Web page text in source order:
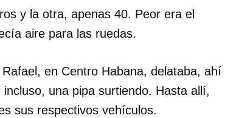
y la otra, apenas 40. Peor era el
aire para las ruedas.
en Centro Habana, delataba, ahí
una pipa surtiendo. Hasta allí,
sus respectivos vehículos.